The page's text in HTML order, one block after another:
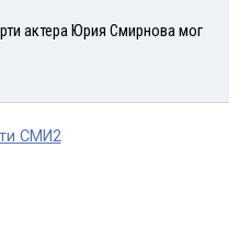
актера Юрия Смирнова мог
СМИ2